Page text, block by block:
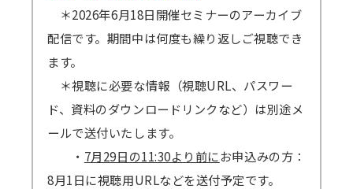
＊2026年6月18日開催セミナーのアーカイブ
配信です。期間中は何度も繰り返しご視聴でき
ます。
＊視聴に必要な情報（視聴URL、パスワー
ド、資料のダウンロードリンクなど）は別途メ
ールで送付いたします。
・ 7月29日の11:30より前にお申込みの方：
8月1日に視聴用URLなどを送付予定です。